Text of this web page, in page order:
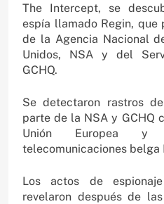
The Intercept, se
espía llamado Regin, que
de la Agencia Nacional
Unidos, NSA y del
GCHQ.
Se detectaron rastros
parte de la NSA y GCHQ
Unión Europea
telecomunicaciones belga
Los actos de
revelaron después de